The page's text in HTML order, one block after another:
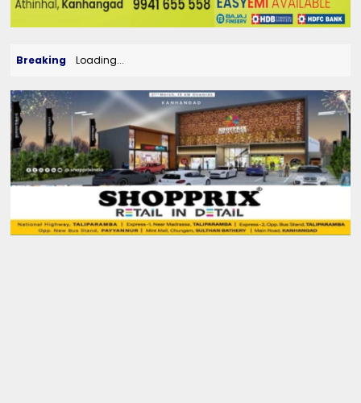
Breaking Loading...